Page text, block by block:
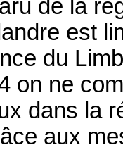
de la
est
du
on ne
dans la
aux